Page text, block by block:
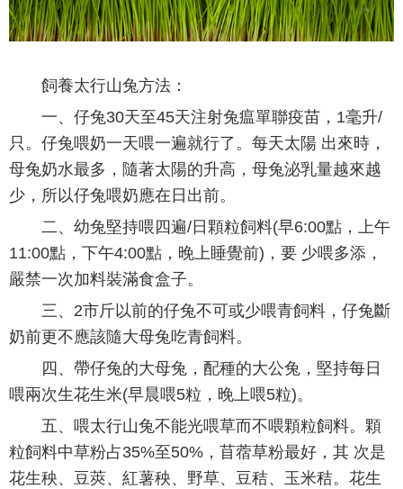
飼養太行山兔方法：
一、仔兔30天至45天注射兔瘟單聯疫苗，1毫升/
只。仔兔喂奶一天喂一遍就行了。每天太陽 出來時，
母兔奶水最多，隨著太陽的升高，母兔泌乳量越來越
少，所以仔兔喂奶應在日出前。
二、幼兔堅持喂四遍/日顆粒飼料(早6:00點，上午
11:00點，下午4:00點，晚上睡覺前)，要 少喂多添，
嚴禁一次加料裝滿食盒子。
三、2市斤以前的仔兔不可或少喂青飼料，仔兔斷
奶前更不應該隨大母兔吃青飼料。
四、帶仔兔的大母兔，配種的大公兔，堅持每日
喂兩次生花生米(早晨喂5粒，晚上喂5粒)。
五、喂太行山兔不能光喂草而不喂顆粒飼料。顆
粒飼料中草粉占35%至50%，苜蓿草粉最好，其 次是
花生秧、豆莢、紅薯秧、野草、豆秸、玉米秸。花生